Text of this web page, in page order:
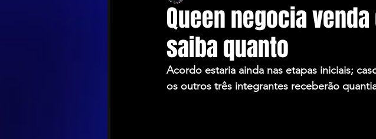
Queen negocia
saiba quanto
Acordo estaria ainda nas etapas iniciais;
os outros três integrantes receberão